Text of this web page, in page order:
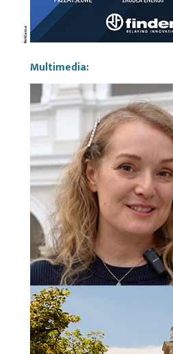
Multimedia: